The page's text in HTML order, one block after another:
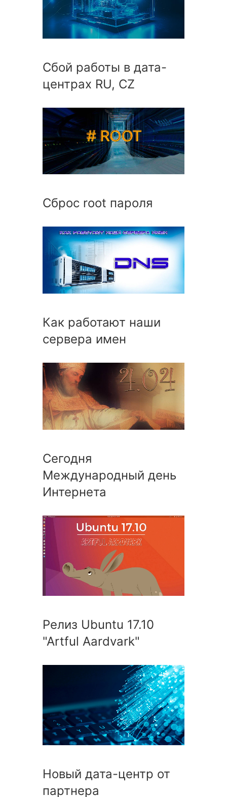
Сбой работы в дата-
центрах RU, CZ
Сброс root пароля
Как работают наши
сервера имен
Сегодня
Международный день
Интернета
Релиз Ubuntu 17.10
"Artful Aardvark"
Новый дата-центр от
партнера